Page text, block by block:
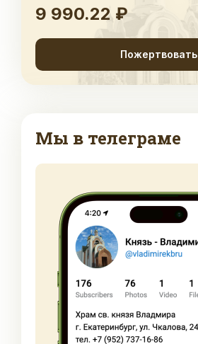
9 990.22 ₽
Пожертвовать
Мы в телеграме